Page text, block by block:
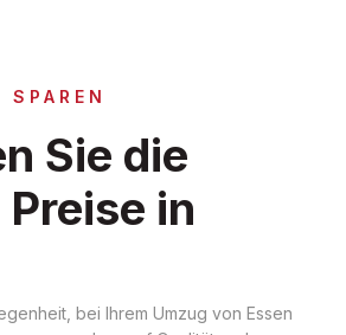
SPAREN
Sie die
in
bei Ihrem Umzug von Essen